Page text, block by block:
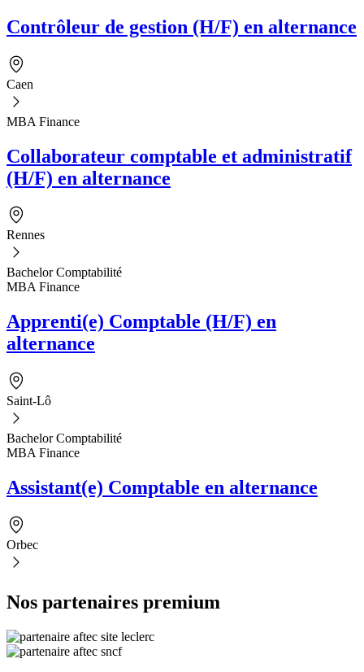
Contrôleur de gestion (H/F) en alternance
Caen
MBA Finance
Collaborateur comptable et administratif
(H/F) en alternance
Rennes
Bachelor Comptabilité
MBA Finance
Apprenti(e) Comptable (H/F) en
alternance
Saint-Lô
Bachelor Comptabilité
MBA Finance
Assistant(e) Comptable en alternance
Orbec
Nos partenaires premium